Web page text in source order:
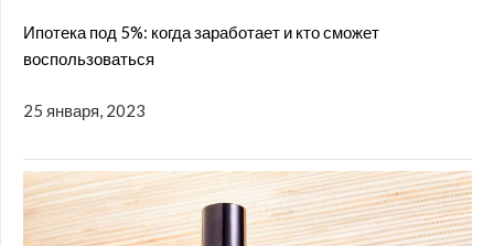
Ипотека под 5%: когда заработает и кто сможет
воспользоваться
25 января, 2023